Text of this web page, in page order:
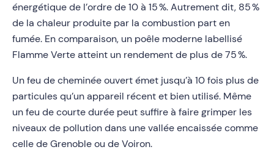
énergétique de l’ordre de 10 à 15 %. Autrement dit, 85 %
de la chaleur produite par la combustion part en
fumée. En comparaison, un poêle moderne labellisé
Flamme Verte atteint un rendement de plus de 75 %.
Un feu de cheminée ouvert émet jusqu’à 10 fois plus de
particules qu’un appareil récent et bien utilisé. Même
un feu de courte durée peut suffire à faire grimper les
niveaux de pollution dans une vallée encaissée comme
celle de Grenoble ou de Voiron.